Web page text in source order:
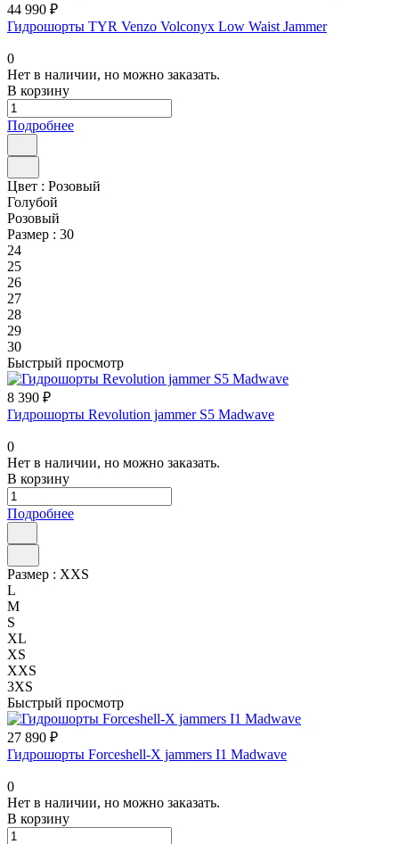
44 990 ₽
Гидрошорты TYR Venzo Volconyx Low Waist Jammer
0
Нет в наличии, но можно заказать.
В корзину
Подробнее
Цвет : Розовый
Голубой
Розовый
Размер : 30
24
25
26
27
28
29
30
Быстрый просмотр
8 390 ₽
Гидрошорты Revolution jammer S5 Madwave
0
Нет в наличии, но можно заказать.
В корзину
Подробнее
Размер : XXS
L
M
S
XL
XS
XXS
3XS
Быстрый просмотр
27 890 ₽
Гидрошорты Forceshell-X jammers I1 Madwave
0
Нет в наличии, но можно заказать.
В корзину